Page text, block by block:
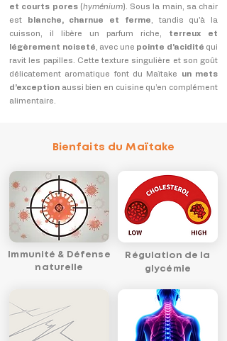
et courts pores(hyménium). Sous la main, sa chair
est
blanche, charnue et ferme , tandis qu’à la
cuisson, il libère un parfum riche, terreux et
légèrement noiseté , avec une pointe d’acidité qui
ravit les papilles. Cette texture singulière et son goût
délicatement aromatique font du Maïtake
un mets
d’exception aussi bien en cuisine qu’en complément
alimentaire.
Bienfaits du Maïtake
Immunité & Défense
naturelle
Régulation de la
glycémie